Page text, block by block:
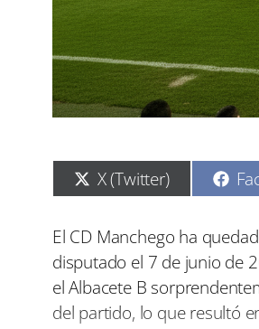
C
o
p
a
r
t
i
r
X (Twitter) C
o
p
a
r
t
i
r
El CD Manchego ha
disputado el 7 de junio de
el Albacete B
del partido, lo que resultó